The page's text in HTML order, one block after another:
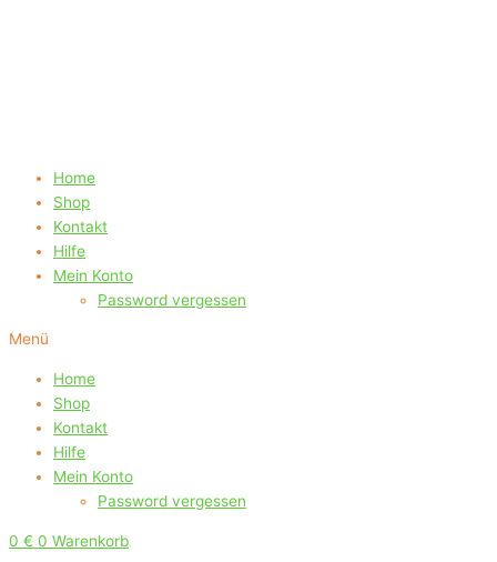
Home
Shop
Kontakt
Hilfe
Mein Konto
Password vergessen
Menü
Home
Shop
Kontakt
Hilfe
Mein Konto
Password vergessen
0 € 0 Warenkorb